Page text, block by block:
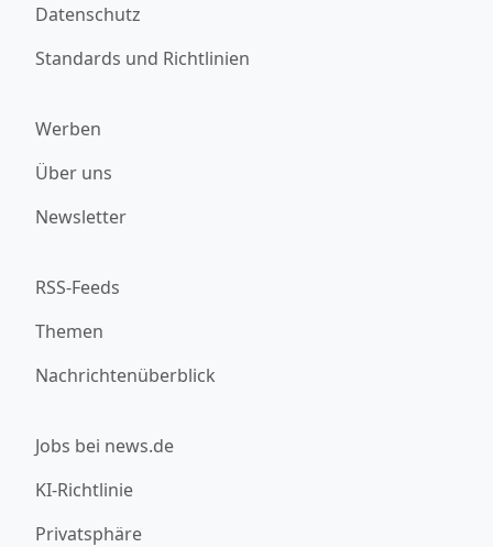
Datenschutz
Standards und Richtlinien
Werben
Über uns
Newsletter
RSS-Feeds
Themen
Nachrichtenüberblick
Jobs bei news.de
KI-Richtlinie
Privatsphäre